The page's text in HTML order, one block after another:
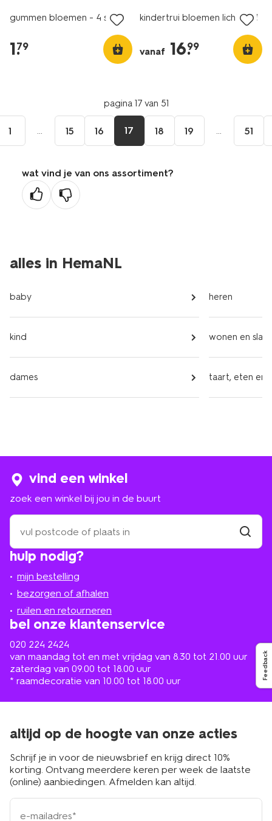
gummen bloemen - 4 stuks
1.
79
kindertrui bloemen lichtgeel
vanaf 16.
99
pagina 17 van 51
1 ... 15 16 17 18 19 ... 51
wat vind je van ons assortiment?
Feedback
alles in HemaNL
baby
kind
dames
heren
wonen en
taart, eten en
hulp nodig?
mijn bestelling
bezorgen of afhalen
ruilen en retourneren
bel onze klantenservice
020 224 2424
van maandag tot en met vrijdag van 8.30 tot 21.00 uur
zaterdag van 09.00 tot 18.00 uur
* raamdecoratie van 10.00 tot 18.00 uur
vind een winkel
zoek een winkel bij jou in de buurt
zoek
een
winkel
bij
in
de
buurt
altijd op de hoogte van onze acties
Schrijf je in voor de nieuwsbrief en krijg direct 10%
korting. Ontvang meerdere keren per week de laatste
(online) aanbiedingen. Afmelden kan altijd.
e-
mailadres